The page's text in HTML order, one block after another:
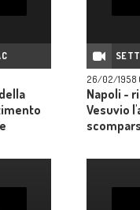
26/02/1958
Napoli -
Vesuvio